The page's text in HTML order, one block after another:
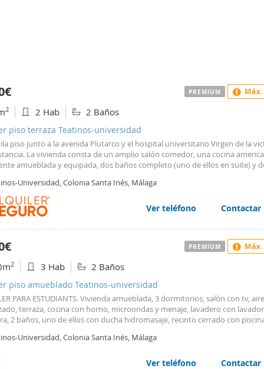
2 2 Hab 2 Baños
piso terraza Teatinos-universidad
piso junto a la avenida Plutarco y el hospital universitario Virgen de la
La vivienda consta de un amplio salón comedor, una cocina
amueblada y equipada, dos baños completo (uno de ellos en suite) y
Universidad, Colonia Santa Inés, Málaga
Ver teléfono Contactar
PREMIUM
2 3 Hab 2 Baños
piso amueblado Teatinos-universidad
PARA ESTUDIANTS. Vivienda amueblada, 3 dormitorios, salón con tv, aire
terraza, cocina con horno, microondas y menaje, lavadero con
2 baños, uno de ellos con ducha hidromasaje, recinto cerrado con
Universidad, Colonia Santa Inés, Málaga
Ver teléfono Contactar
PREMIUM